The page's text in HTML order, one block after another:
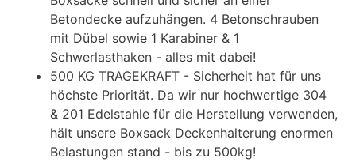
Betondecke aufzuhängen. 4 Betonschrauben
mit Dübel sowie 1 Karabiner & 1
Schwerlasthaken - alles mit dabei!
500 KG TRAGEKRAFT - Sicherheit hat für uns
höchste Priorität. Da wir nur hochwertige 304
& 201 Edelstahle für die Herstellung verwenden,
hält unsere Boxsack Deckenhalterung enormen
Belastungen stand - bis zu 500kg!